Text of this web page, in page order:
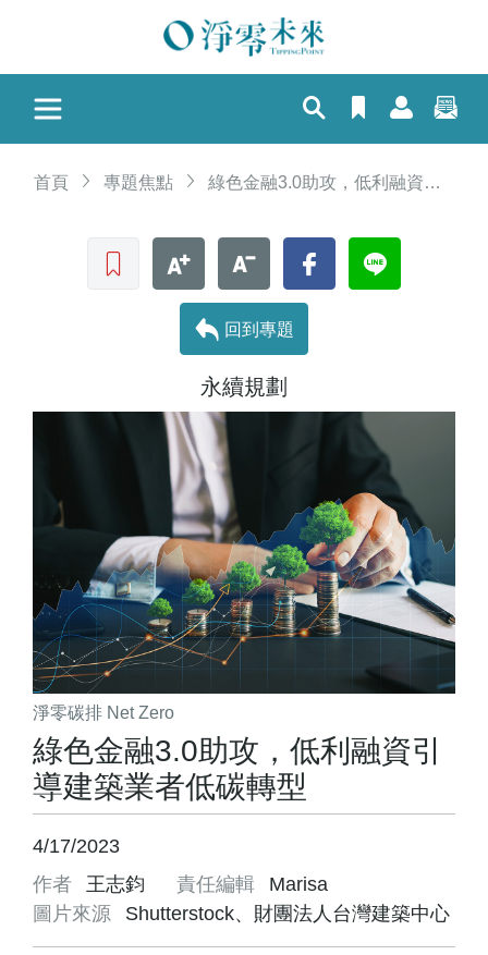
首頁 專題焦點 綠色金融3.0助攻，低利融資引導建築業者低碳轉型
收藏文章 文字加大 文字縮小 Facebook
回到專題
永續規劃
淨零碳排 Net Zero
綠色金融3.0助攻，低利融資引
導建築業者低碳轉型
4/17/2023
作者
王志鈞 責任編輯
Marisa
圖片來源
Shutterstock、財團法人台灣建築中心